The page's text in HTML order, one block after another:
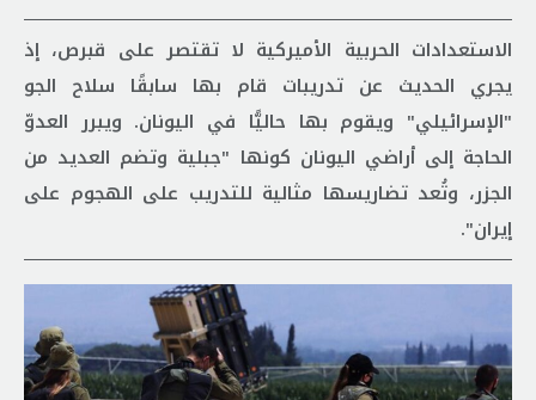
الاستعدادات الحربية الأميركية لا تقتصر على قبرص، إذ
يجري الحديث عن تدريبات قام بها سابقًا سلاح الجو
"الإسرائيلي" ويقوم بها حاليًّا في اليونان. ويبرر العدوّ
الحاجة إلى أراضي اليونان كونها "جبلية وتضم العديد من
الجزر، وتُعد تضاريسها مثالية للتدريب على الهجوم على
إيران".